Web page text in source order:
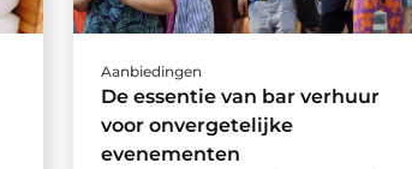
Aanbiedingen
De essentie van bar verhuur
voor onvergetelijke
evenementen